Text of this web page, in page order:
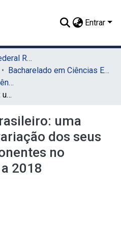
Entrar
01. Universidade Federal Rural de Pernambuco - UFRPE (Sede)
Bacharelado em Ciências Econômicas (Sede)
TCC - Bacharelado em Ciências Econômicas (Sede)
Déficit público brasileiro: uma análise sobre a variação dos seus principais componentes no período de 2003 a 2018
uma
dos seus
no
2018